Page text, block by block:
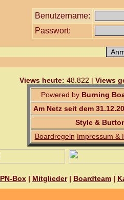
Benutzername:
Passwort:
Views heute: 48.822 | Views
Powered by Burning
Am Netz seit dem
Style &
Boardregeln Impressum &
PN-Box | Mitglieder| Boardteam |